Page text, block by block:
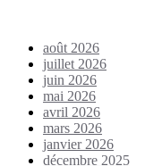
août 2026
juillet 2026
juin 2026
mai 2026
avril 2026
mars 2026
janvier 2026
décembre 2025